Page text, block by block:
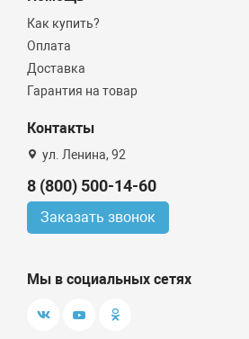
ПРОКСИТЕРМ
СЕВЕР
GAPPO
SOLONE
ARROWHEAD
Длина, мм
Как купить?
Оплата
Доставка
Гарантия на товар
Контакты
ул. Ленина, 92
8 (800) 500-14-60
Заказать звонок
Мы в социальных сетях